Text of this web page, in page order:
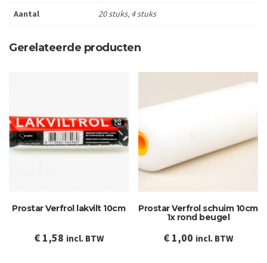
Aantal 20 stuks, 4 stuks
Gerelateerde producten
Prostar Verfrol lakvilt 10cm
€1,58 incl. BTW
Prostar Verfrol schuim 10cm
1x rond beugel
€ 1,00 incl. BTW